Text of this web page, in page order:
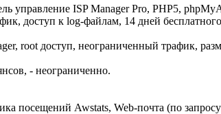
управление ISP Manager Pro, PHP5,
доступ к log-файлам, 14 дней
root доступ, неограниченный трафик,
- неограниченно.
посещений Awstats, Web-почта (по